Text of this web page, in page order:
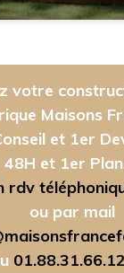
votre
Maisons
et 1er
48H et 1er
rdv
ou par mail
01.88.31.66.12